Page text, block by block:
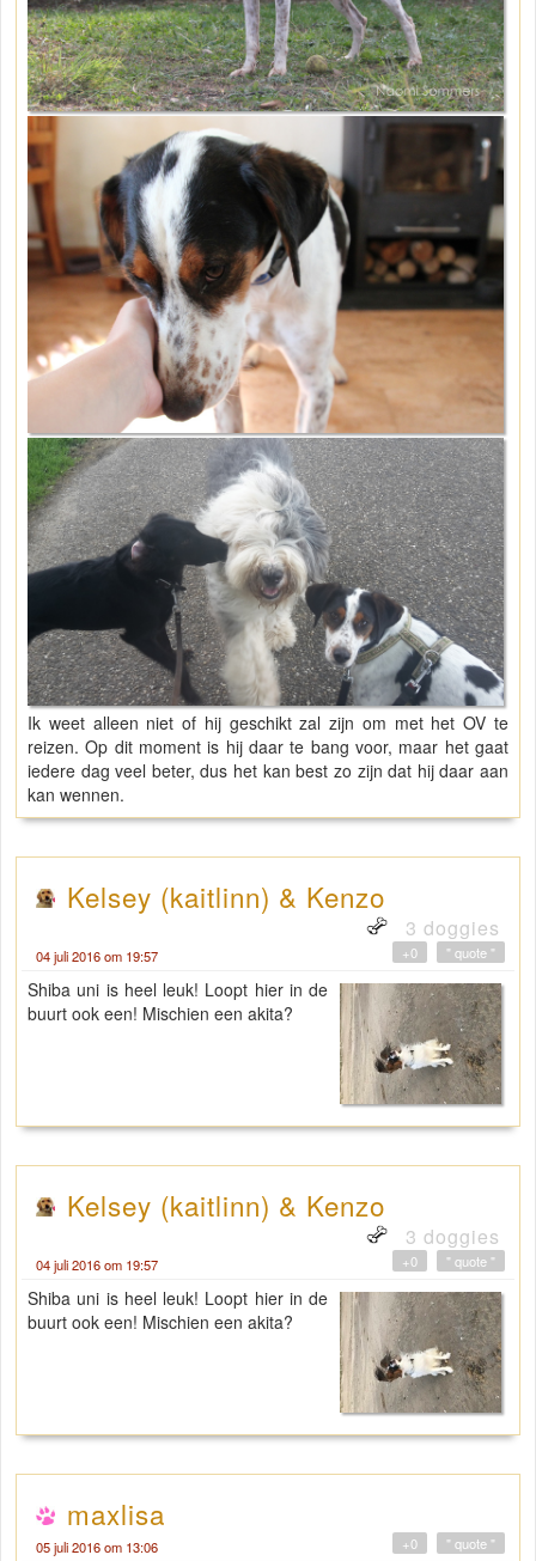
Ik weet alleen niet of hij geschikt zal zijn om met het OV te
reizen. Op dit moment is hij daar te bang voor, maar het gaat
iedere dag veel beter, dus het kan best zo zijn dat hij daar aan
kan wennen.
Kelsey (kaitlinn) & Kenzo
3 doggies
04 juli 2016 om 19:57 " quote "
+0
Shiba uni is heel leuk! Loopt hier in de
buurt ook een! Mischien een akita?
Kelsey (kaitlinn) & Kenzo
3 doggies
04 juli 2016 om 19:57 " quote "
+0
Shiba uni is heel leuk! Loopt hier in de
buurt ook een! Mischien een akita?
maxlisa
05 juli 2016 om 13:06 " quote "
+0